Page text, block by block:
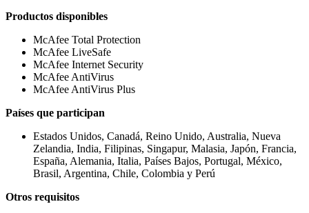
Productos disponibles
McAfee Total Protection
McAfee LiveSafe
McAfee Internet Security
McAfee AntiVirus
McAfee AntiVirus Plus
Países que participan
Estados Unidos, Canadá, Reino Unido, Australia, Nueva
Zelandia, India, Filipinas, Singapur, Malasia, Japón, Francia,
España, Alemania, Italia, Países Bajos, Portugal, México,
Brasil, Argentina, Chile, Colombia y Perú
Otros requisitos